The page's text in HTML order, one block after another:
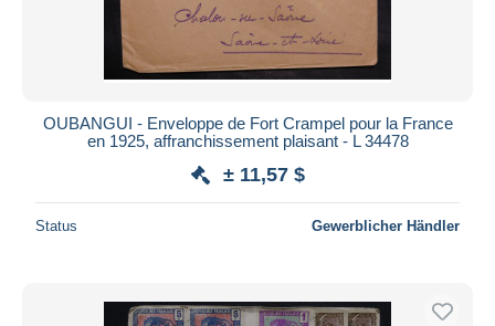
OUBANGUI - Enveloppe de Fort Crampel pour la France
en 1925, affranchissement plaisant - L 34478
± 11,57 $
Status Gewerblicher Händler